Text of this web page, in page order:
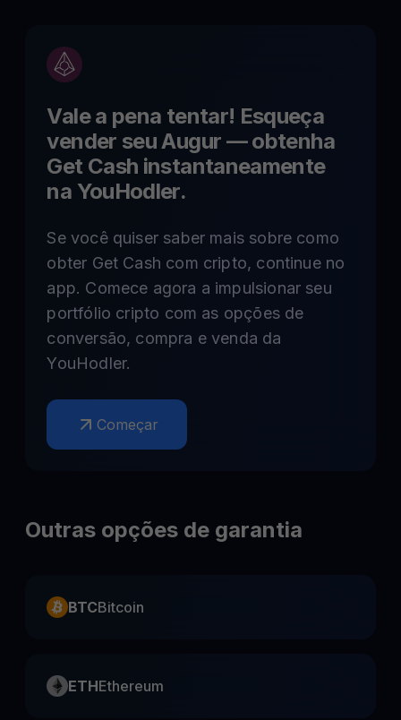
Vale a pena tentar! Esqueça
vender seuAugur — obtenha
Get Cash instantaneamente
na YouHodler.
Se você quiser saber mais sobre como
obter Get Cash com cripto, continue no
app. Comece agora a impulsionar seu
portfólio cripto com as opções de
conversão, compra e venda da
YouHodler.
Começar
Outras opções de garantia
BTCBitcoin
ETHEthereum